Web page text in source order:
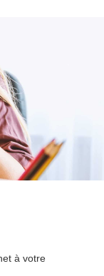
à votre